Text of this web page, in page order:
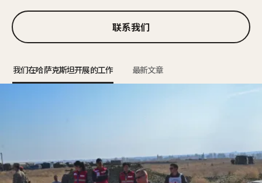
联系我们
我们在哈萨克斯坦开展的工作 最新文章